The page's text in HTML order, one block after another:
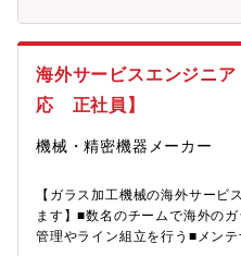
海外サービスエンジニ
応 正社員】
機械・精密機器メーカー
【ガラス加工機械の海外サービ
ます】■数名のチームで海外の
管理やライン組立を行う■メン